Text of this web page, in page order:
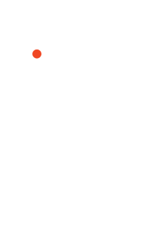
experience on our website. By
you can disable cookies, you